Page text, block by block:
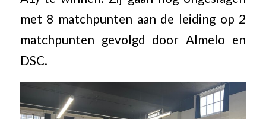
met 8 matchpunten aan de leiding op 2
matchpunten gevolgd door Almelo en
DSC.